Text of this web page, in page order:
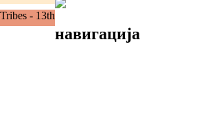
- 13th
навигација